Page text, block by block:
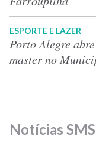
ESPORTE E LAZER
Porto Alegre
master no
Notícias